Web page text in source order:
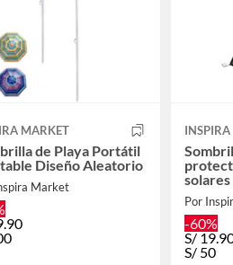
MARKET
de Playa Portátil
Diseño Aleatorio
Market
solares
Por
-60%
S/
S/ 50